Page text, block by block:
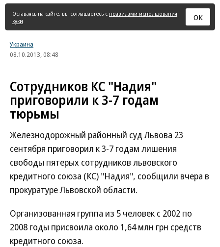
страница
Оставаясь на сайте, вы соглашаетесь с правилами использования
куки
ОК
Украина
08.10.2013, 08:48
Сотрудников КС "Надия"
приговорили к 3-7 годам
тюрьмы
Железнодорожный районный суд Львова 23
сентября приговорил к 3-7 годам лишения
свободы пятерых сотрудников львовского
кредитного союза (КС) "Надия", сообщили вчера в
прокуратуре Львовской области.
Организованная группа из 5 человек с 2002 по
2008 годы присвоила около 1,64 млн грн средств
кредитного союза.